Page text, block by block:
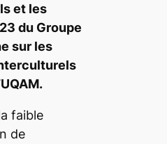
et les
du Groupe
sur les
faible
de